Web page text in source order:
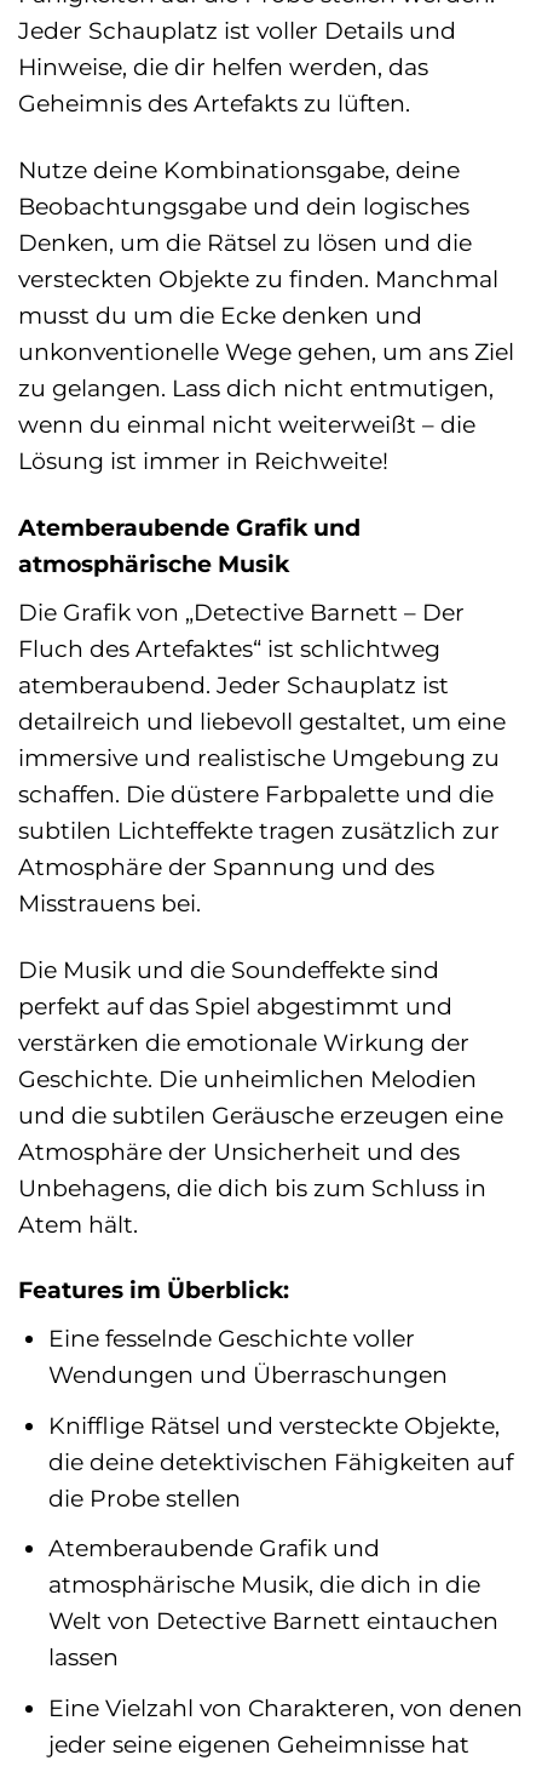
Jeder Schauplatz ist voller Details und
Hinweise, die dir helfen werden, das
Geheimnis des Artefakts zu lüften.
Nutze deine Kombinationsgabe, deine
Beobachtungsgabe und dein logisches
Denken, um die Rätsel zu lösen und die
versteckten Objekte zu finden. Manchmal
musst du um die Ecke denken und
unkonventionelle Wege gehen, um ans Ziel
zu gelangen. Lass dich nicht entmutigen,
wenn du einmal nicht weiterweißt – die
Lösung ist immer in Reichweite!
Atemberaubende Grafik und
atmosphärische Musik
Die Grafik von „Detective Barnett – Der
Fluch des Artefaktes“ ist schlichtweg
atemberaubend. Jeder Schauplatz ist
detailreich und liebevoll gestaltet, um eine
immersive und realistische Umgebung zu
schaffen. Die düstere Farbpalette und die
subtilen Lichteffekte tragen zusätzlich zur
Atmosphäre der Spannung und des
Misstrauens bei.
Die Musik und die Soundeffekte sind
perfekt auf das Spiel abgestimmt und
verstärken die emotionale Wirkung der
Geschichte. Die unheimlichen Melodien
und die subtilen Geräusche erzeugen eine
Atmosphäre der Unsicherheit und des
Unbehagens, die dich bis zum Schluss in
Atem hält.
Features im Überblick:
Eine fesselnde Geschichte voller
Wendungen und Überraschungen
Knifflige Rätsel und versteckte Objekte,
die deine detektivischen Fähigkeiten auf
die Probe stellen
Atemberaubende Grafik und
atmosphärische Musik, die dich in die
Welt von Detective Barnett eintauchen
lassen
Eine Vielzahl von Charakteren, von denen
jeder seine eigenen Geheimnisse hat